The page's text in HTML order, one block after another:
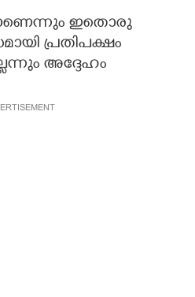
ഇതൊരു
പ്രതിപക്ഷം
അദ്ദേഹം